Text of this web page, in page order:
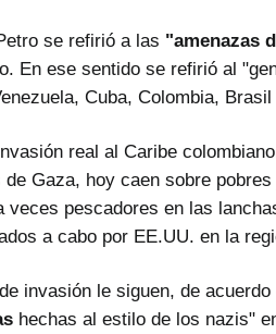
se refirió a las "amenazas
En ese sentido se refirió al
Cuba, Colombia,
real al Caribe
Gaza, hoy caen sobre
veces pescadores en las
a cabo por EE.UU. en la
invasión le siguen, de
hechas al estilo de los nazis"